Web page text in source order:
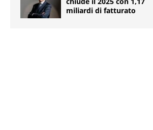
miliardi di fatturato